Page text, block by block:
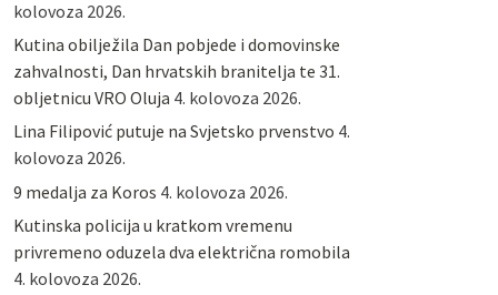
kolovoza 2026.
Kutina obilježila Dan pobjede i domovinske
zahvalnosti, Dan hrvatskih branitelja te 31.
obljetnicu VRO Oluja 4. kolovoza 2026.
Lina Filipović putuje na Svjetsko prvenstvo 4.
kolovoza 2026.
9 medalja za Koros 4. kolovoza 2026.
Kutinska policija u kratkom vremenu
privremeno oduzela dva električna romobila
4. kolovoza 2026.